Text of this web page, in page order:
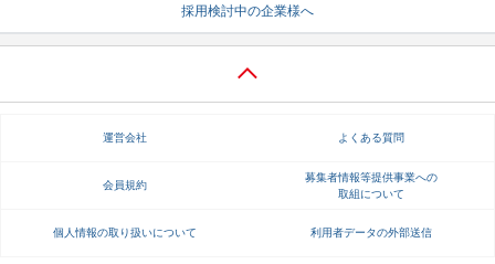
採用検討中の企業様へ
運営会社 よくある質問
会員規約
募集者情報等提供事業への
取組について
個人情報の取り扱いについて 利用者データの外部送信